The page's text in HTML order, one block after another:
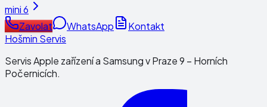
mini 6
Zavolat
WhatsApp
Kontakt
Hošmin Servis
Servis Apple zařízení a Samsung v Praze 9 – Horních
Počernicích.